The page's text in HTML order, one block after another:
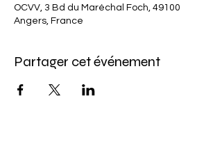
OCVV, 3 Bd du Maréchal Foch, 49100
Angers, France
Partager cet événement